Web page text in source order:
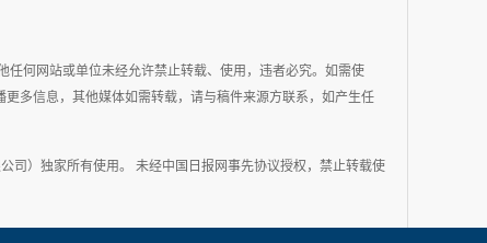
任何网站或单位未经允许禁止转载、使用，违者必究。如需使
多信息，其他媒体如需转载，请与稿件来源方联系，如产生任
司）独家所有使用。 未经中国日报网事先协议授权，禁止转载使